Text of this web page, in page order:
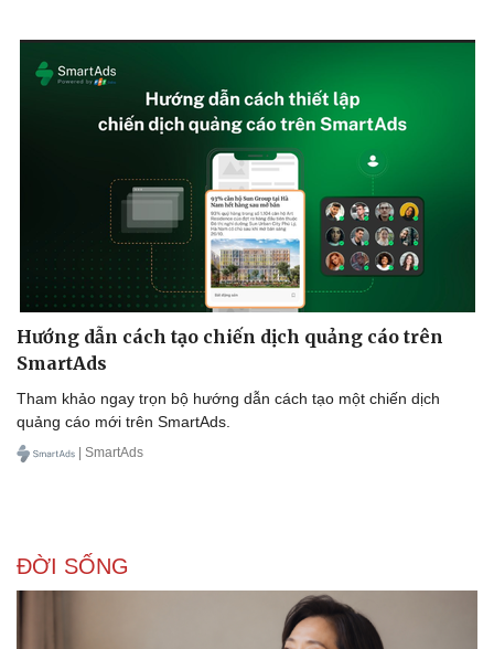
Hướng dẫn cách tạo chiến dịch quảng cáo trên
SmartAds
Tham khảo ngay trọn bộ hướng dẫn cách tạo một chiến dịch
quảng cáo mới trên SmartAds.
| SmartAds
ĐỜI SỐNG